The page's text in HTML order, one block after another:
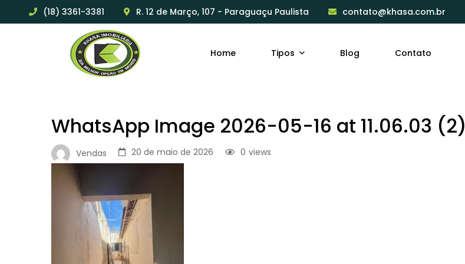
(18) 3361-3381 R. 12 de Março, 107 - Paraguaçu Paulista contato@khasa.com.br
Home Tipos Blog Contato
WhatsApp Image 2026-05-16 at 11.06.03 (2)
Vendas 20 de maio de 2026 views
0